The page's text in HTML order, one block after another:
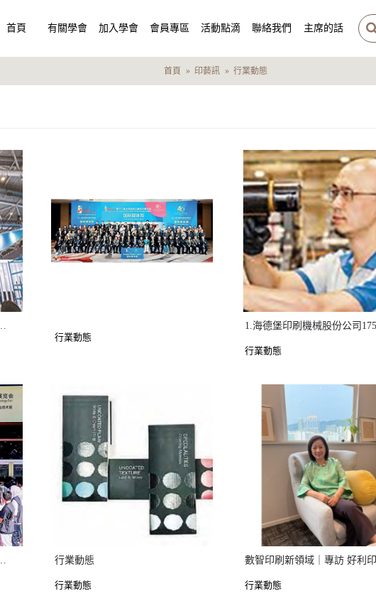
首頁 有關學會 加入學會 會員專區 活動點滴 聯絡我們 主席的話
首頁 印藝訊 行業動態
）國際文化產業博覽交易會
行業動態
行業動態
數碼印刷技術展覽會 行業動態
行業動態 行業動態